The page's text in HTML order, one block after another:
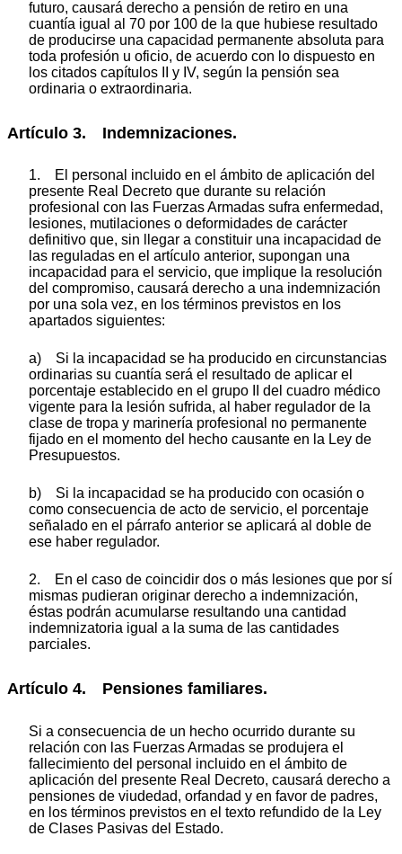
futuro, causará derecho a pensión de retiro en una
cuantía igual al 70 por 100 de la que hubiese resultado
de producirse una capacidad permanente absoluta para
toda profesión u oficio, de acuerdo con lo dispuesto en
los citados capítulos II y IV, según la pensión sea
ordinaria o extraordinaria.
Artículo 3. Indemnizaciones.
1. El personal incluido en el ámbito de aplicación del
presente Real Decreto que durante su relación
profesional con las Fuerzas Armadas sufra enfermedad,
lesiones, mutilaciones o deformidades de carácter
definitivo que, sin llegar a constituir una incapacidad de
las reguladas en el artículo anterior, supongan una
incapacidad para el servicio, que implique la resolución
del compromiso, causará derecho a una indemnización
por una sola vez, en los términos previstos en los
apartados siguientes:
a) Si la incapacidad se ha producido en circunstancias
ordinarias su cuantía será el resultado de aplicar el
porcentaje establecido en el grupo II del cuadro médico
vigente para la lesión sufrida, al haber regulador de la
clase de tropa y marinería profesional no permanente
fijado en el momento del hecho causante en la Ley de
Presupuestos.
b) Si la incapacidad se ha producido con ocasión o
como consecuencia de acto de servicio, el porcentaje
señalado en el párrafo anterior se aplicará al doble de
ese haber regulador.
2. En el caso de coincidir dos o más lesiones que por sí
mismas pudieran originar derecho a indemnización,
éstas podrán acumularse resultando una cantidad
indemnizatoria igual a la suma de las cantidades
parciales.
Artículo 4. Pensiones familiares.
Si a consecuencia de un hecho ocurrido durante su
relación con las Fuerzas Armadas se produjera el
fallecimiento del personal incluido en el ámbito de
aplicación del presente Real Decreto, causará derecho a
pensiones de viudedad, orfandad y en favor de padres,
en los términos previstos en el texto refundido de la Ley
de Clases Pasivas del Estado.